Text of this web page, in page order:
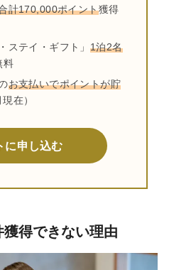
計170,000ポイント獲得
ステイ・ギフト」 1泊2名
料
お支払いでポイントが貯
在）
に申し込む
得できない理由